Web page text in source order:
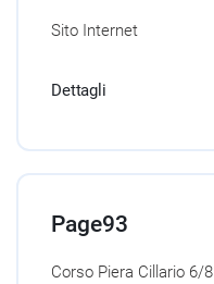
Sito Internet
Dettagli
Page93
Corso Piera Cillario 6/8